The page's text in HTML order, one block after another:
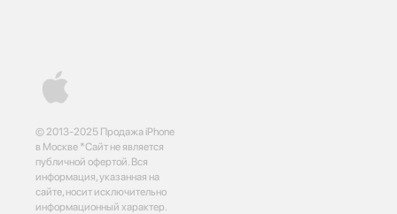
© 2013-2025 Продажа iPhone
в Москве *Сайт не является
публичной офертой. Вся
информация, указанная на
сайте, носит исключительно
информационный характер.